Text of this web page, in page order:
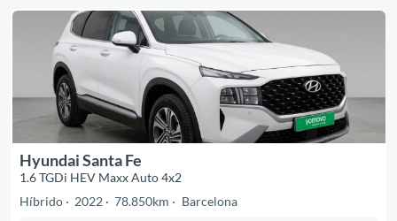
Hyundai Santa Fe
1.6 TGDi HEV Maxx Auto 4x2
Híbrido
2022 78.850km Barcelona